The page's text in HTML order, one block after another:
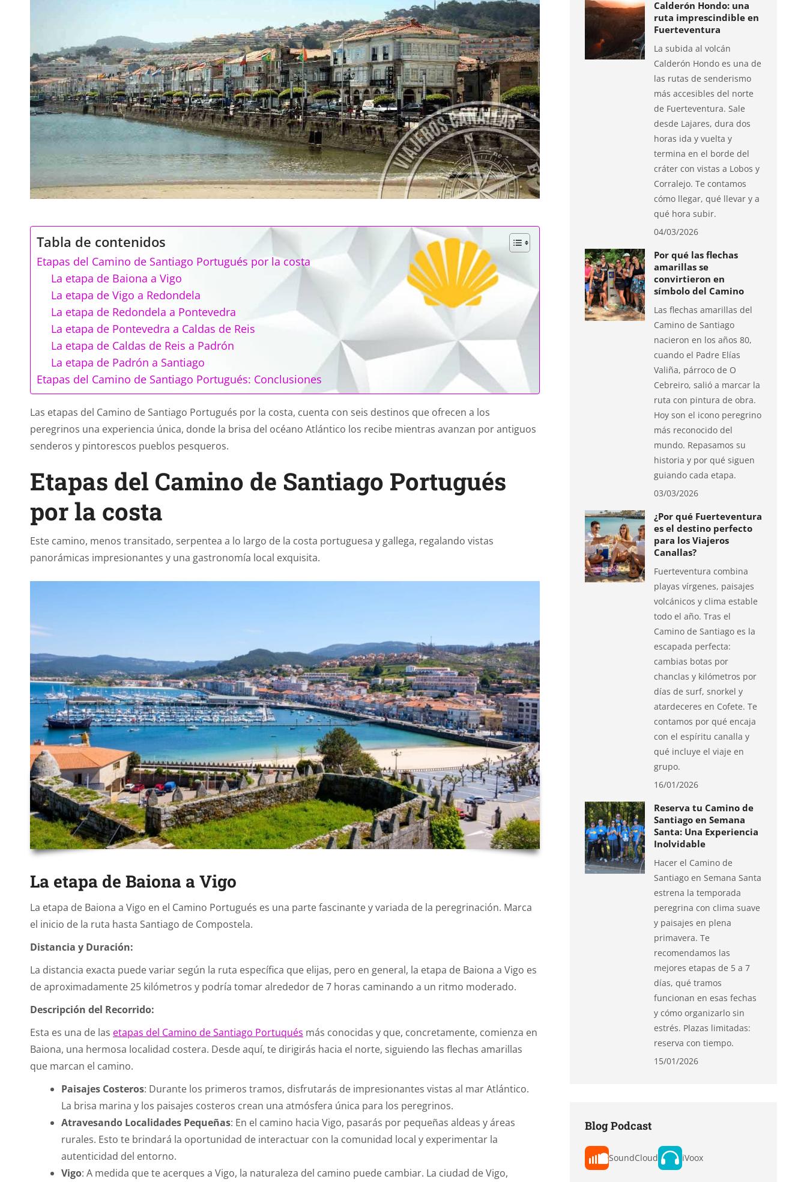
Tabla de contenidos
Etapas del Camino de Santiago Portugués por la costa
La etapa de Baiona a Vigo
La etapa de Vigo a Redondela
La etapa de Redondela a Pontevedra
La etapa de Pontevedra a Caldas de Reis
La etapa de Caldas de Reis a Padrón
La etapa de Padrón a Santiago
Etapas del Camino de Santiago Portugués: Conclusiones
Las etapas del Camino de Santiago Portugués por la costa, cuenta con seis destinos que ofrecen a los
peregrinos una experiencia única, donde la brisa del océano Atlántico los recibe mientras avanzan por antiguos
senderos y pintorescos pueblos pesqueros.
Etapas del Camino de Santiago Portugués
por la costa
Este camino, menos transitado, serpentea a lo largo de la costa portuguesa y gallega, regalando vistas
panorámicas impresionantes y una gastronomía local exquisita.
La etapa de Baiona a Vigo
La etapa de Baiona a Vigo en el Camino Portugués es una parte fascinante y variada de la peregrinación. Marca
el inicio de la ruta hasta Santiago de Compostela.
Distancia y Duración:
La distancia exacta puede variar según la ruta específica que elijas, pero en general, la etapa de Baiona a Vigo es
de aproximadamente 25 kilómetros y podría tomar alrededor de 7 horas caminando a un ritmo moderado.
Descripción del Recorrido:
Esta es una de las etapas del Camino de Santiago Portuqués más conocidas y que, concretamente, comienza en
Baiona, una hermosa localidad costera. Desde aquí, te dirigirás hacia el norte, siguiendo las flechas amarillas
que marcan el camino.
Paisajes Costeros: Durante los primeros tramos, disfrutarás de impresionantes vistas al mar Atlántico.
La brisa marina y los paisajes costeros crean una atmósfera única para los peregrinos.
Atravesando Localidades Pequeñas: En el camino hacia Vigo, pasarás por pequeñas aldeas y áreas
rurales. Esto te brindará la oportunidad de interactuar con la comunidad local y experimentar la
autenticidad del entorno.
Vigo: A medida que te acerques a Vigo, la naturaleza del camino puede cambiar. La ciudad de Vigo,
Calderón Hondo: una
ruta imprescindible en
Fuerteventura
La subida al volcán
Calderón Hondo es una de
las rutas de senderismo
más accesibles del norte
de Fuerteventura. Sale
desde Lajares, dura dos
horas ida y vuelta y
termina en el borde del
cráter con vistas a Lobos y
Corralejo. Te contamos
cómo llegar, qué llevar y a
qué hora subir.
04/03/2026
Por qué las flechas
amarillas se
convirtieron en
símbolo del Camino
Las flechas amarillas del
Camino de Santiago
nacieron en los años 80,
cuando el Padre Elías
Valiña, párroco de O
Cebreiro, salió a marcar la
ruta con pintura de obra.
Hoy son el icono peregrino
más reconocido del
mundo. Repasamos su
historia y por qué siguen
guiando cada etapa.
03/03/2026
¿Por qué Fuerteventura
es el destino perfecto
para los Viajeros
Canallas?
Fuerteventura combina
playas vírgenes, paisajes
volcánicos y clima estable
todo el año. Tras el
Camino de Santiago es la
escapada perfecta:
cambias botas por
chanclas y kilómetros por
días de surf, snorkel y
atardeceres en Cofete. Te
contamos por qué encaja
con el espíritu canalla y
qué incluye el viaje en
grupo.
16/01/2026
Reserva tu Camino de
Santiago en Semana
Santa: Una Experiencia
Inolvidable
Hacer el Camino de
Santiago en Semana Santa
estrena la temporada
peregrina con clima suave
y paisajes en plena
primavera. Te
recomendamos las
mejores etapas de 5 a 7
días, qué tramos
funcionan en esas fechas
y cómo organizarlo sin
estrés. Plazas limitadas:
reserva con tiempo.
15/01/2026
Blog Podcast
SoundCloud iVoox